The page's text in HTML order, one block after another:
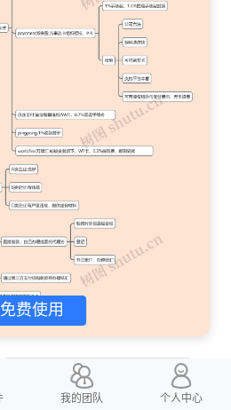
免费使用
跨境电商收款与结汇思维导图
我的团队 个人中心